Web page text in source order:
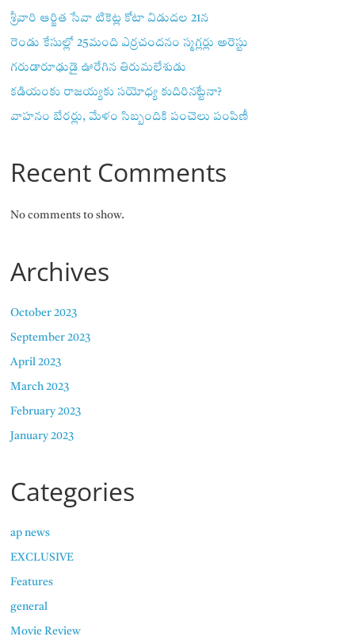
శ్రీవారి ఆర్జిత సేవా టికెట్ల కోటా విడుదల 21న
రెండు కేసుల్లో 25మంది ఎర్రచందనం స్మగ్లర్లు అరెస్టు
గరుడారూఢుడై ఊరేగిన తిరుమలేశుడు
కడియంకు రాజయ్యకు సయోధ్య కుదిరినట్టేనా?
వాహ‌నం బేర‌ర్లు, మేళం సిబ్బందికి పంచెలు పంపిణీ
Recent Comments
No comments to show.
Archives
October 2023
September 2023
April 2023
March 2023
February 2023
January 2023
Categories
ap news
EXCLUSIVE
Features
general
Movie Review